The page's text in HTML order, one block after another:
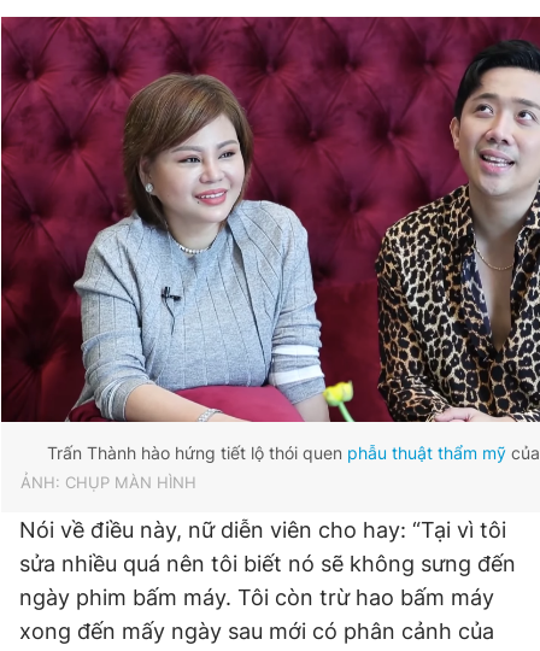
Trấn Thành hào hứng tiết lộ thói quen phẫu thuật thẩm mỹcủa
ẢNH: CHỤP MÀN HÌNH
Nói về điều này, nữ diễn viên cho hay: “Tại vì tôi
sửa nhiều quá nên tôi biết nó sẽ không sưng đến
ngày phim bấm máy. Tôi còn trừ hao bấm máy
xong đến mấy ngày sau mới có phân cảnh của